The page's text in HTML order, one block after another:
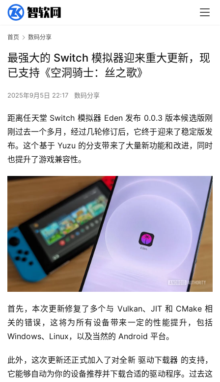
首页 数码分享
最强大的 Switch 模拟器迎来重大更新，现
已支持《空洞骑士：丝之歌》
2025年9月5日 22:17 数码分享
距离任天堂 Switch 模拟器 Eden 发布 0.0.3 版本候选版刚
刚过去一个多月，经过几轮修订后，它终于迎来了稳定版发
布。这个基于 Yuzu 的分支带来了大量新功能和改进，同时
也提升了游戏兼容性。
首先，本次更新修复了多个与 Vulkan、JIT 和 CMake 相
关的错误，这将为所有设备带来一定的性能提升，包括
Windows、Linux，以及当然的 Android 平台。
此外，这次更新还正式加入了对全新 驱动下载器 的支持，
它能够自动为你的设备推荐并下载合适的驱动程序。过去这